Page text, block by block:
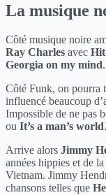
La musique
Côté musique noire
Ray Charles avec Hit
Georgia on my mind.
Côté Funk, on pourra
influencé beaucoup
Impossible de ne pas
ou It’s a man’s world.
Arrive alors Jimmy
années hippies et de
Vietnam. Jimmy
chansons telles que